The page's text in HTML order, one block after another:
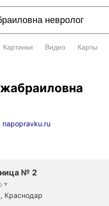
Картинки Видео Карты
napopravku.ru
№ 2
Краснодар